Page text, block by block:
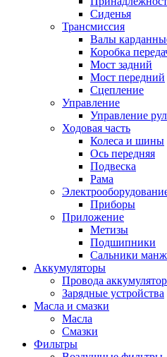
Сиденья
Трансмиссия
Валы
Коробка
Мост задний
Мост передний
Сцепление
Управление
Управление
Ходовая часть
Колеса и шины
Ось передняя
Подвеска
Рама
Приборы
Приложение
Метизы
Подшипники
Сальники
Аккумуляторы
Провода
Зарядные устройства
Масла и смазки
Масла
Смазки
Фильтры